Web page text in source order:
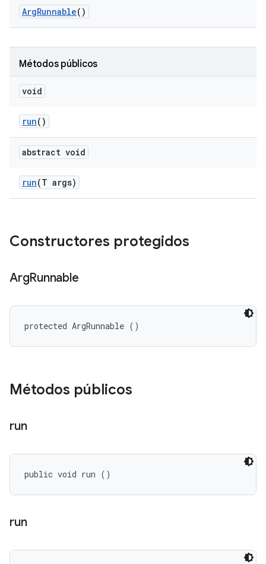
ArgRunnable()
Métodos públicos
void
run()
abstract void
run(T args)
Constructores protegidos
ArgRunnable
protected ArgRunnable ()
Métodos públicos
run
public void run ()
run